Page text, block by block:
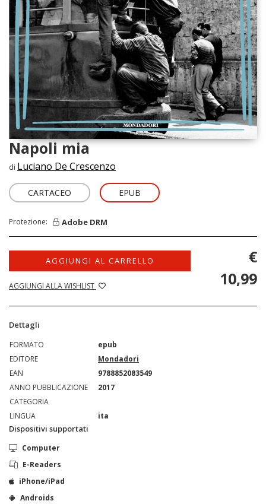
Napoli mia
di Luciano De Crescenzo
CARTACEO EPUB
Protezione: Adobe DRM
AGGIUNGI AL CARRELLO
AGGIUNGI ALLA WISHLIST
€
10,99
Dettagli
FORMATO
epub
EDITORE
Mondadori
EAN
9788852083549
ANNO PUBBLICAZIONE
2017
CATEGORIA
LINGUA
ita
Dispositivi supportati
Computer
E-Readers
iPhone/iPad
Androids